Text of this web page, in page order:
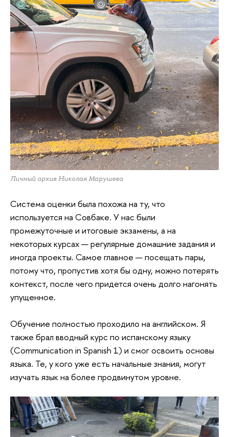
Личный архив Николая Марушева
Система оценки была похожа на ту, что
используется на Совбаке. У нас были
промежуточные и итоговые экзамены, а на
некоторых курсах — регулярные домашние задания и
иногда проекты. Самое главное — посещать пары,
потому что, пропустив хотя бы одну, можно потерять
контекст, после чего придется очень долго нагонять
упущенное.
Обучение полностью проходило на английском. Я
также брал вводный курс по испанскому языку
(Communication in Spanish 1) и смог освоить основы
языка. Те, у кого уже есть начальные знания, могут
изучать язык на более продвинутом уровне.